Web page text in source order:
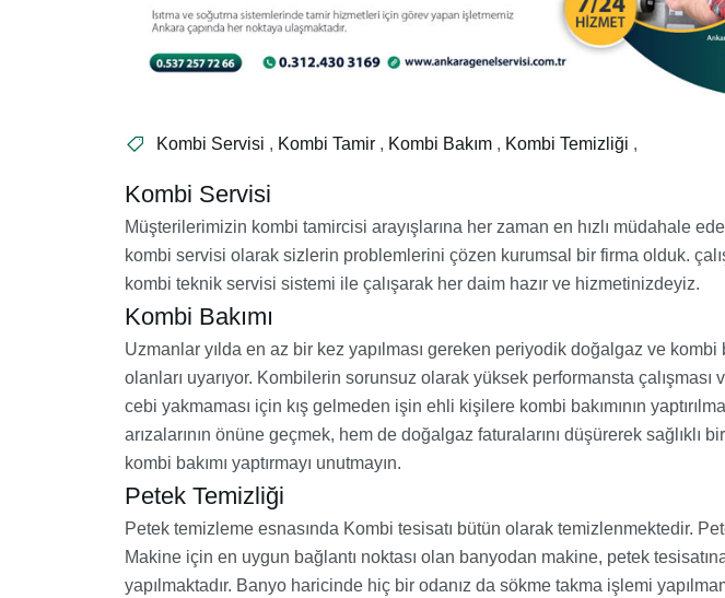
Kombi Servisi , Kombi Tamir , Kombi Bakım , Kombi Temizliği ,
Kombi Servisi
Müşterilerimizin kombi tamircisi arayışlarına her zaman en hızlı müdahale
kombi servisi olarak sizlerin problemlerini çözen kurumsal bir firma olduk.
kombi teknik servisi sistemi ile çalışarak her daim hazır ve hizmetinizdeyiz.
Kombi Bakımı
Uzmanlar yılda en az bir kez yapılması gereken periyodik doğalgaz ve kombi
olanları uyarıyor. Kombilerin sorunsuz olarak yüksek performansta çalışması
cebi yakmaması için kış gelmeden işin ehli kişilere kombi bakımının
arızalarının önüne geçmek, hem de doğalgaz faturalarını düşürerek sağlıklı
kombi bakımı yaptırmayı unutmayın.
Petek Temizliği
Petek temizleme esnasında Kombi tesisatı bütün olarak temizlenmektedir.
Makine için en uygun bağlantı noktası olan banyodan makine, petek
yapılmaktadır. Banyo haricinde hiç bir odanız da sökme takma işlemi